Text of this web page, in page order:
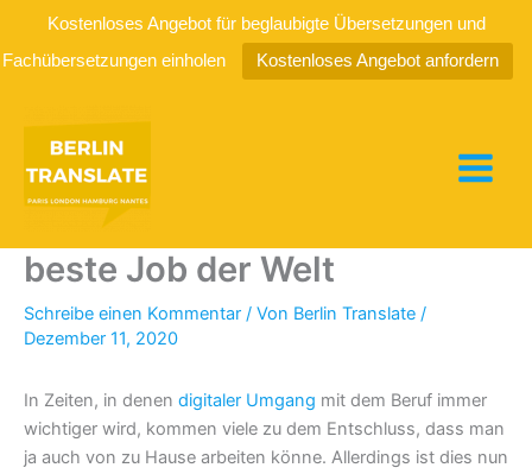
Kostenloses Angebot für beglaubigte Übersetzungen und
Fachübersetzungen einholen
Kostenloses Angebot anfordern
springen
beste Job der Welt
Schreibe einen Kommentar / Von Berlin Translate /
Dezember 11, 2020
In Zeiten, in denen digitaler Umgang mit dem Beruf immer
wichtiger wird, kommen viele zu dem Entschluss, dass man
ja auch von zu Hause arbeiten könne. Allerdings ist dies nun